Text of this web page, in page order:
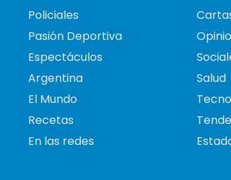
Policiales
Pasión Deportiva
Espectáculos
Argentina
El Mundo
Recetas
En las redes
Salud